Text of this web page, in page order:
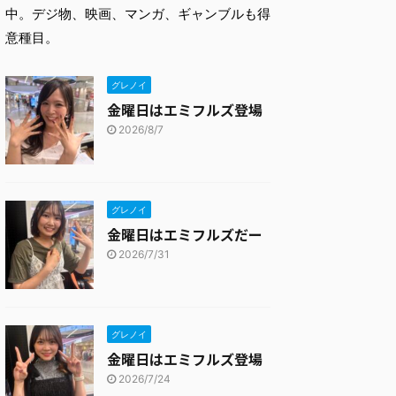
中。デジ物、映画、マンガ、ギャンブルも得
意種目。
グレノイ
金曜日はエミフルズ登場
2026/8/7
グレノイ
金曜日はエミフルズだー
2026/7/31
グレノイ
金曜日はエミフルズ登場
2026/7/24